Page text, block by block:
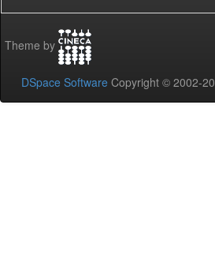
Theme by
DSpace Software Copyright © 2002-